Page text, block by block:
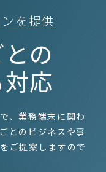
を提供
の
応
、業務端末に関わ
とのビジネスや事
ご提案しますので